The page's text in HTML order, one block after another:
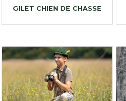
GILET CHIEN DE CHASSE